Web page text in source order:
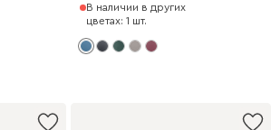
В наличии в других
цветах: 1 шт.